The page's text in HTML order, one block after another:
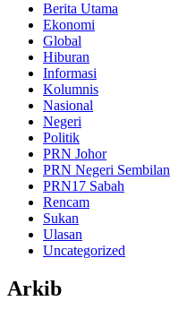
Berita Utama
Ekonomi
Global
Hiburan
Informasi
Kolumnis
Nasional
Negeri
Politik
PRN Johor
PRN Negeri Sembilan
PRN17 Sabah
Rencam
Sukan
Ulasan
Uncategorized
Arkib